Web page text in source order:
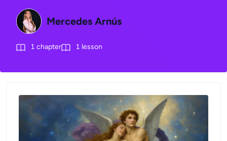
Mercedes Arnús
1 chapter 1 lesson